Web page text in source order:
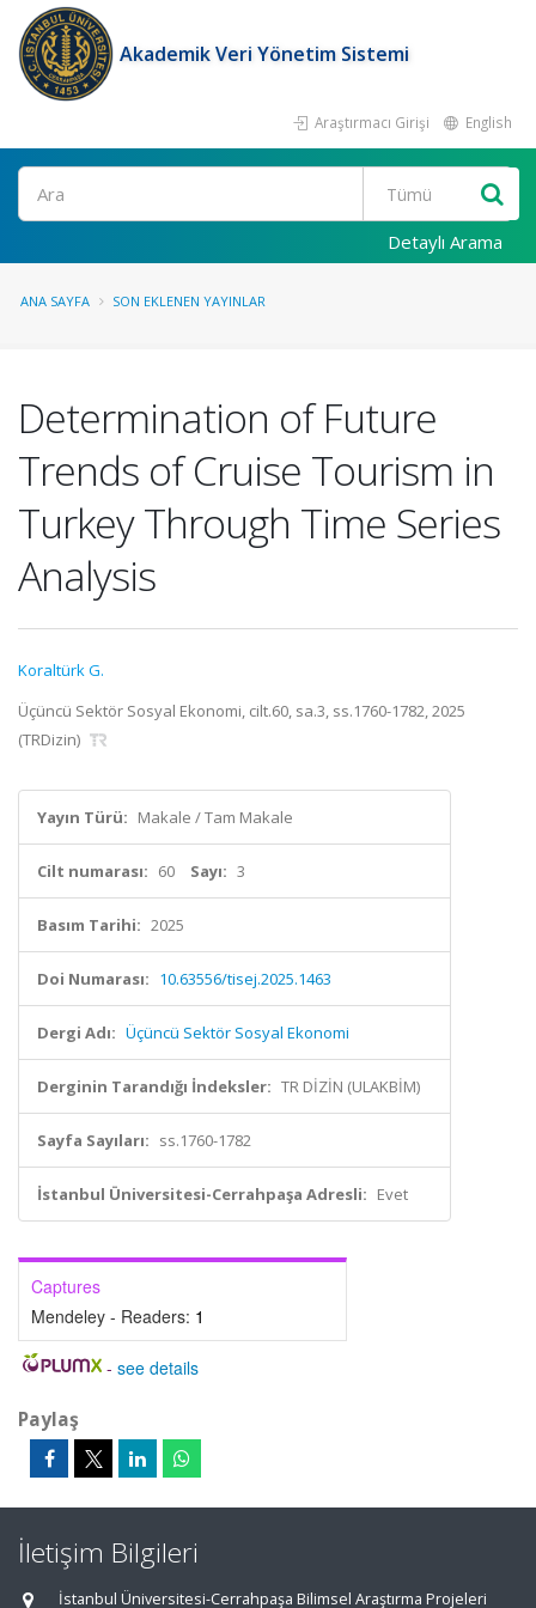
Akademik Veri Yönetim Sistemi
Araştırmacı Girişi English
Ara
Detaylı Arama
ANA SAYFA SON EKLENEN YAYINLAR
Determination of Future
Trends of Cruise Tourism in
Turkey Through Time Series
Analysis
Koraltürk G.
Üçüncü Sektör Sosyal Ekonomi, cilt.60, sa.3, ss.1760-1782, 2025
(TRDizin)
Yayın Türü: Makale / Tam Makale
Cilt numarası: 60 Sayı: 3
Basım Tarihi: 2025
Doi Numarası: 10.63556/tisej.2025.1463
Dergi Adı: Üçüncü Sektör Sosyal Ekonomi
Derginin Tarandığı İndeksler: TR DİZİN (ULAKBİM)
Sayfa Sayıları: ss.1760-1782
İstanbul Üniversitesi-Cerrahpaşa Adresli: Evet
Captures
Mendeley - Readers: 1
- see details
Paylaş
İletişim Bilgileri
İstanbul Üniversitesi-Cerrahpaşa Bilimsel Araştırma Projeleri